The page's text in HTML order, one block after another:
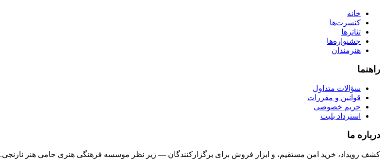
خانه
کنسرت‌ها
تئاترها
جشنواره‌ها
هنرمندان
راهنما
سؤالات متداول
قوانین و مقررات
حریم خصوصی
استرداد بلیت
درباره ما
کشف رویداد، خرید امن مستقیم، و ابزار فروش برای برگزارکنندگان — زیر نظر موسسه فرهنگی هنری حامی هنر نارنجی.